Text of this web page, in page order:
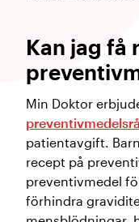
Kan jag få
Min Doktor
patientavgift.
recept på
preventivmedel
förhindra